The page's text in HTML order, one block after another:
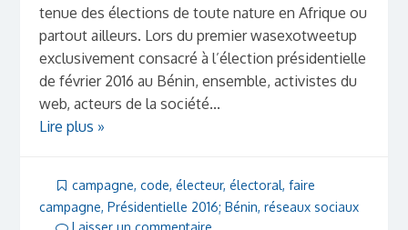
tenue des élections de toute nature en Afrique ou
partout ailleurs. Lors du premier wasexotweetup
exclusivement consacré à l’élection présidentielle
de février 2016 au Bénin, ensemble, activistes du
web, acteurs de la société...
Lire plus »
campagne, code, électeur, électoral, faire
campagne, Présidentielle 2016; Bénin, réseaux sociaux